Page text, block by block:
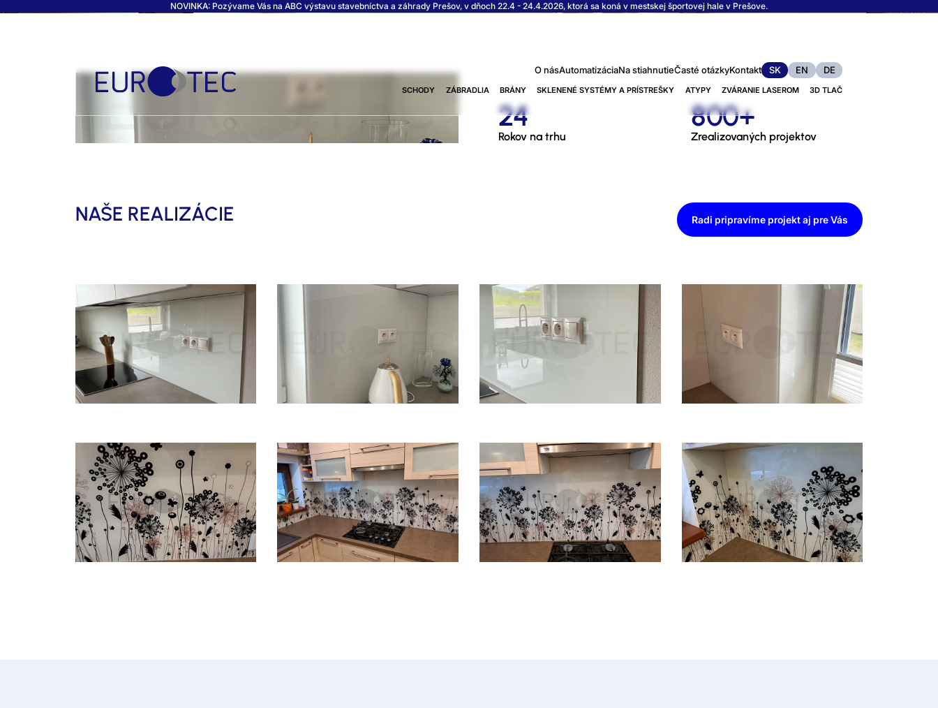
NOVINKA: Pozývame Vás na ABC výstavu stavebníctva a záhrady Prešov, v dňoch 22.4 - 24.4.2026, ktorá sa koná v mestskej športovej hale v Prešove.
O násAutomatizáciaNa stiahnutieČasté otázkyKontakt SK EN DE
SCHODY ZÁBRADLIA BRÁNY SKLENENÉ SYSTÉMY A PRÍSTREŠKY ATYPY ZVÁRANIE LASEROM 3D TLAČ
ZÁSTENY - KUCHYNSKÉ LINKY
24
Rokov na trhu
800+
Zrealizovaných projektov
NAŠE REALIZÁCIE Radi pripravíme projekt aj pre Vás